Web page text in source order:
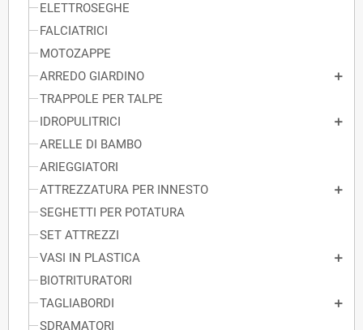
ELETTROSEGHE
FALCIATRICI
MOTOZAPPE
ARREDO GIARDINO
TRAPPOLE PER TALPE
IDROPULITRICI
ARELLE DI BAMBO
ARIEGGIATORI
ATTREZZATURA PER INNESTO
SEGHETTI PER POTATURA
SET ATTREZZI
VASI IN PLASTICA
BIOTRITURATORI
TAGLIABORDI
SDRAMATORI